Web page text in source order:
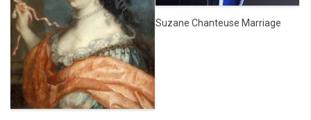
Suzane Chanteuse Marriage